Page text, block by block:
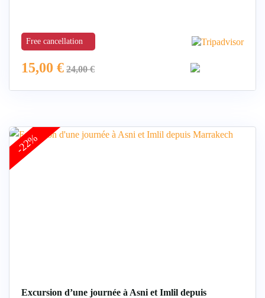
Free cancellation
15,00 € 24,00€
-22%
Excursion d’une journée à Asni et Imlil depuis